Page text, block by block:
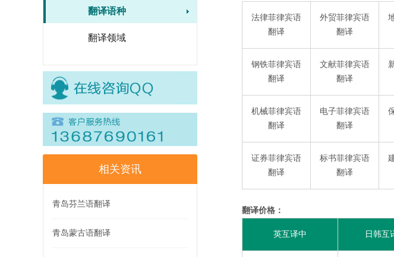
翻译语种
翻译领域
相关资讯
青岛芬兰语翻译
青岛蒙古语翻译
法律菲律宾语
翻译
外贸菲律宾语
翻译
钢铁菲律宾语
翻译
文献菲律宾语
翻译
机械菲律宾语
翻译
电子菲律宾语
翻译
证券菲律宾语
翻译
标书菲律宾语
翻译
翻译价格：
英互译中 日韩互